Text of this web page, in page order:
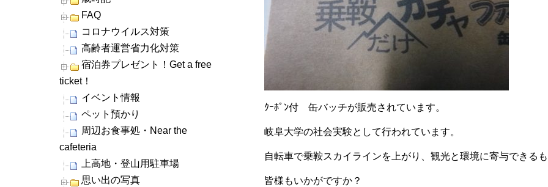
ｸｰﾎﾟﾝ付 缶バッチが販売されています。
岐阜大学の社会実験として行われています。
自転車で乗鞍スカイラインを上がり、観光と環境に寄与できるも
皆様もいかがですか？
FAQ
コロナウイルス対策
高齢者運営省力化対策
宿泊券プレゼント！Get a free
ticket！
イベント情報
ペット預かり
周辺お食事処・Near the
cafeteria
上高地・登山用駐車場
思い出の写真